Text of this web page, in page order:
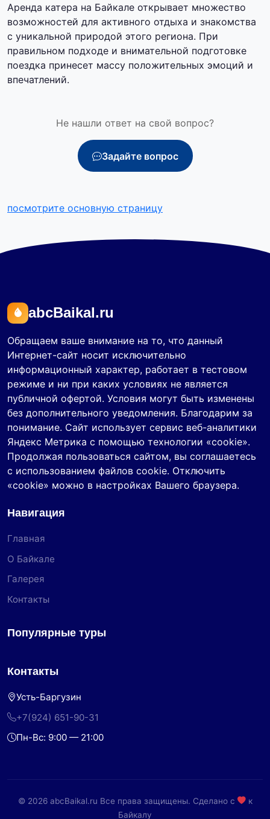
Аренда катера на Байкале открывает множество
возможностей для активного отдыха и знакомства
с уникальной природой этого региона. При
правильном подходе и внимательной подготовке
поездка принесет массу положительных эмоций и
впечатлений.
Не нашли ответ на свой вопрос?
Задайте вопрос
посмотрите основную страницу
abcBaikal.ru
Обращаем ваше внимание на то, что данный
Интернет-сайт носит исключительно
информационный характер, работает в тестовом
режиме и ни при каких условиях не является
публичной офертой. Условия могут быть изменены
без дополнительного уведомления. Благодарим за
понимание. Сайт использует сервис веб-аналитики
Яндекс Метрика с помощью технологии «cookie».
Продолжая пользоваться сайтом, вы соглашаетесь
с использованием файлов cookie. Отключить
«cookie» можно в настройках Вашего браузера.
Навигация
Главная
О Байкале
Галерея
Контакты
Популярные туры
Контакты
Усть-Баргузин
+7(924) 651-90-31
Пн-Вс: 9:00 — 21:00
© 2026 abcBaikal.ru Все права защищены. Сделано с
к
Байкалу